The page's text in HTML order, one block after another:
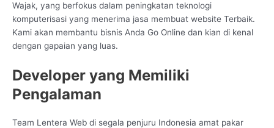
Wajak, yang berfokus dalam peningkatan teknologi
komputerisasi yang menerima jasa membuat website Terbaik.
Kami akan membantu bisnis Anda Go Online dan kian di kenal
dengan gapaian yang luas.
Developer yang Memiliki
Pengalaman
Team Lentera Web di segala penjuru Indonesia amat pakar